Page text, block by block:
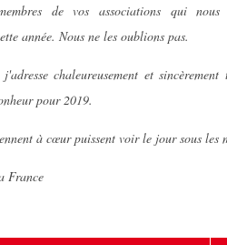
de vos associations qui
année. Nous ne les oublions pas.
chaleureusement et sincèrement
pour 2019.
à cœur puissent voir le jour sous les
France